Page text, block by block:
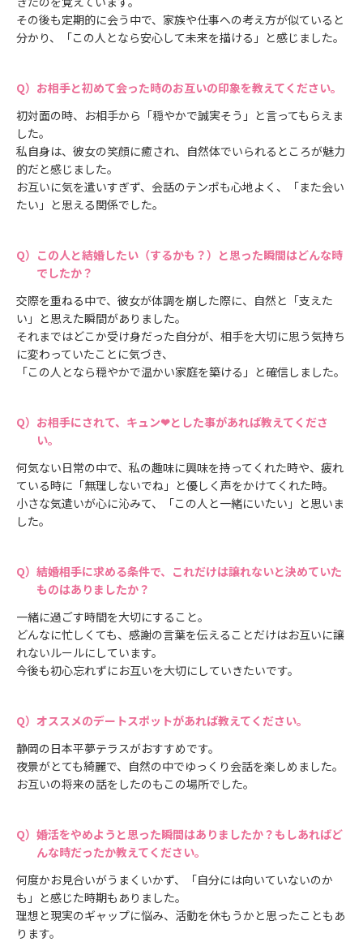
その後も定期的に会う中で、家族や仕事への考え方が似ていると
分かり、「この人となら安心して未来を描ける」と感じました。
お相手と初めて会った時のお互いの印象を教えてください。
初対面の時、お相手から「穏やかで誠実そう」と言ってもらえま
した。
私自身は、彼女の笑顔に癒され、自然体でいられるところが魅力
的だと感じました。
お互いに気を遣いすぎず、会話のテンポも心地よく、「また会い
たい」と思える関係でした。
この人と結婚したい（するかも？）と思った瞬間はどんな時
でしたか？
交際を重ねる中で、彼女が体調を崩した際に、自然と「支えた
い」と思えた瞬間がありました。
それまではどこか受け身だった自分が、相手を大切に思う気持ち
に変わっていたことに気づき、
「この人となら穏やかで温かい家庭を築ける」と確信しました。
お相手にされて、キュン❤とした事があれば教えてくださ
い。
何気ない日常の中で、私の趣味に興味を持ってくれた時や、疲れ
ている時に「無理しないでね」と優しく声をかけてくれた時。
小さな気遣いが心に沁みて、「この人と一緒にいたい」と思いま
した。
結婚相手に求める条件で、これだけは譲れないと決めていた
ものはありましたか？
一緒に過ごす時間を大切にすること。
どんなに忙しくても、感謝の言葉を伝えることだけはお互いに譲
れないルールにしています。
今後も初心忘れずにお互いを大切にしていきたいです。
オススメのデートスポットがあれば教えてください。
静岡の日本平夢テラスがおすすめです。
夜景がとても綺麗で、自然の中でゆっくり会話を楽しめました。
お互いの将来の話をしたのもこの場所でした。
婚活をやめようと思った瞬間はありましたか？もしあればど
んな時だったか教えてください。
何度かお見合いがうまくいかず、「自分には向いていないのか
も」と感じた時期もありました。
理想と現実のギャップに悩み、活動を休もうかと思ったこともあ
ります。